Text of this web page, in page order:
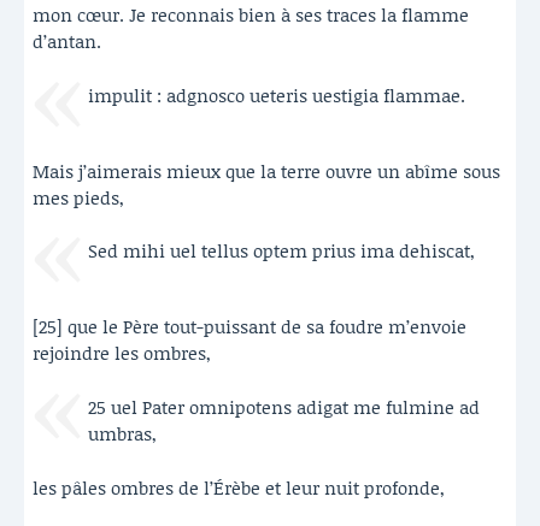
mon cœur. Je reconnais bien à ses traces la flamme
d’antan.
impulit : adgnosco ueteris uestigia flammae.
Mais j’aimerais mieux que la terre ouvre un abîme sous
mes pieds,
Sed mihi uel tellus optem prius ima dehiscat,
[25] que le Père tout-puissant de sa foudre m’envoie
rejoindre les ombres,
25 uel Pater omnipotens adigat me fulmine ad
umbras,
les pâles ombres de l’Érèbe et leur nuit profonde,